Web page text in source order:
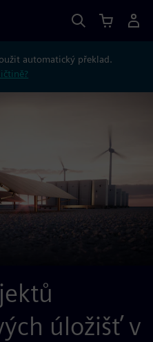
automatický překlad.
úložišť v